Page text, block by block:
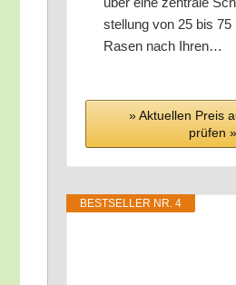
stel­lung von 25 bis
Rasen nach Ihren…
» Aktu­el­len Preis
prü­fen »
BEST­SEL­LER NR. 4